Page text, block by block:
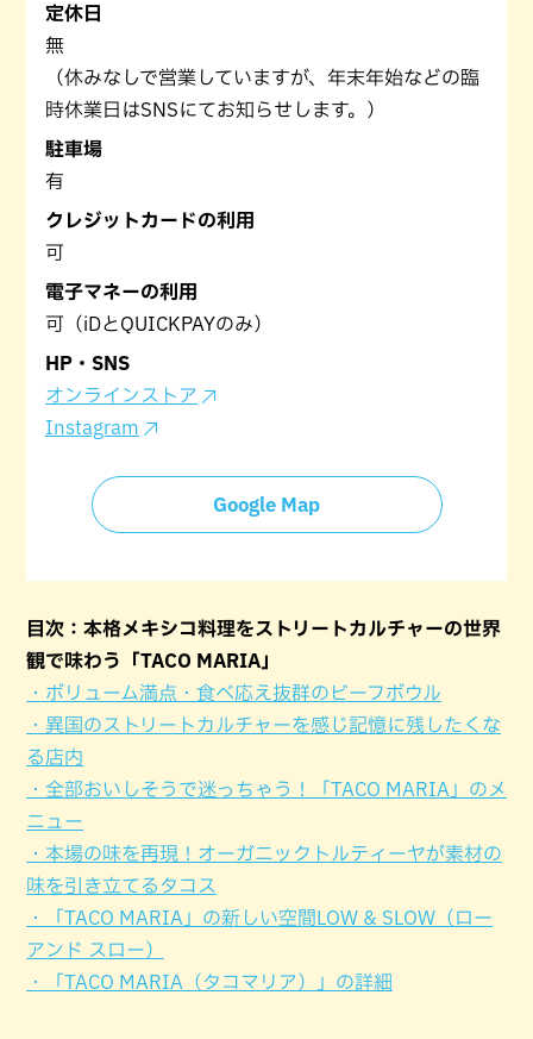
定休日
無
（休みなしで営業していますが、年末年始などの臨
時休業日はSNSにてお知らせします。）
駐車場
有
クレジットカードの利用
可
電子マネーの利用
可（iDとQUICKPAYのみ）
HP・SNS
オンラインストア
Instagram
Google Map
目次：本格メキシコ料理をストリートカルチャーの世界
観で味わう「TACO MARIA」
・ボリューム満点・食べ応え抜群のビーフボウル
・異国のストリートカルチャーを感じ記憶に残したくな
る店内
・全部おいしそうで迷っちゃう！「TACO MARIA」のメ
ニュー
・本場の味を再現！オーガニックトルティーヤが素材の
味を引き立てるタコス
・「TACO MARIA」の新しい空間LOW & SLOW（ロー
アンド スロー）
・「TACO MARIA（タコマリア）」の詳細